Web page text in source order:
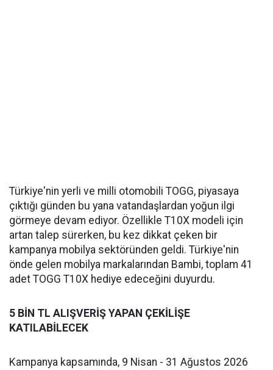
Türkiye'nin yerli ve milli otomobili TOGG, piyasaya
çıktığı günden bu yana vatandaşlardan yoğun ilgi
görmeye devam ediyor. Özellikle T10X modeli için
artan talep sürerken, bu kez dikkat çeken bir
kampanya mobilya sektöründen geldi. Türkiye'nin
önde gelen mobilya markalarından Bambi, toplam 41
adet TOGG T10X hediye edeceğini duyurdu.
5 BİN TL ALIŞVERİŞ YAPAN ÇEKİLİŞE
KATILABİLECEK
Kampanya kapsamında, 9 Nisan - 31 Ağustos 2026